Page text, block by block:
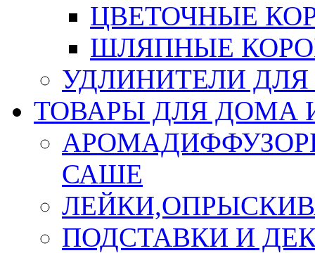
ЦВЕТОЧНЫЕ
ШЛЯПНЫЕ
УДЛИНИТЕЛИ
ТОВАРЫ ДЛЯ ДОМА
САШЕ
ПОДСТАВКИ И